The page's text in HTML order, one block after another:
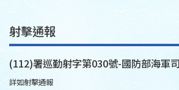
射擊通報
(112)署巡勤射字第030號-國防部海軍
詳如射擊通報